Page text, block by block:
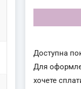
Доступна
Для
хочете